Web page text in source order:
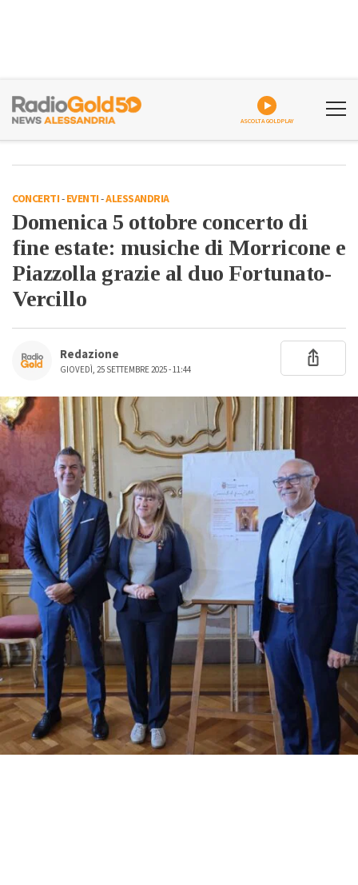
ASCOLTA GOLDPLAY
CONCERTI-EVENTI-ALESSANDRIA
Domenica 5 ottobre concerto di
fine estate: musiche di Morricone e
Piazzolla grazie al duo Fortunato-
Vercillo
Redazione
GIOVEDÌ, 25 SETTEMBRE 2025 - 11:44